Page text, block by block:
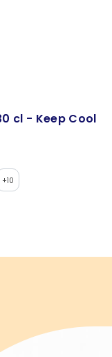
cl - Keep Cool
+10